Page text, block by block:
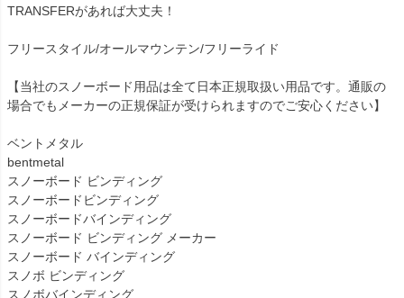
TRANSFERがあれば大丈夫！
フリースタイル/オールマウンテン/フリーライド
【当社のスノーボード用品は全て日本正規取扱い用品です。通販の
場合でもメーカーの正規保証が受けられますのでご安心ください】
ベントメタル
bentmetal
スノーボード ビンディング
スノーボードビンディング
スノーボードバインディング
スノーボード ビンディング メーカー
スノーボード バインディング
スノボ ビンディング
スノボバインディング